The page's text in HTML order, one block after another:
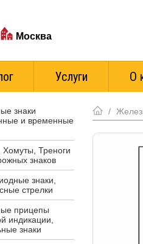
Москва
Услуги О
/
знаки
и временные
Хомуты, Треноги
знаков
знаки,
стрелки
прицепы
индикации,
знаки